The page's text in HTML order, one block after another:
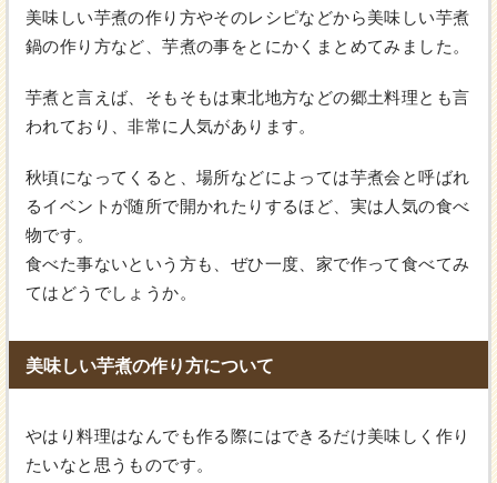
美味しい芋煮の作り方やそのレシピなどから美味しい芋煮
鍋の作り方など、芋煮の事をとにかくまとめてみました。
芋煮と言えば、そもそもは東北地方などの郷土料理とも言
われており、非常に人気があります。
秋頃になってくると、場所などによっては芋煮会と呼ばれ
るイベントが随所で開かれたりするほど、実は人気の食べ
物です。
食べた事ないという方も、ぜひ一度、家で作って食べてみ
てはどうでしょうか。
美味しい芋煮の作り方について
やはり料理はなんでも作る際にはできるだけ美味しく作り
たいなと思うものです。